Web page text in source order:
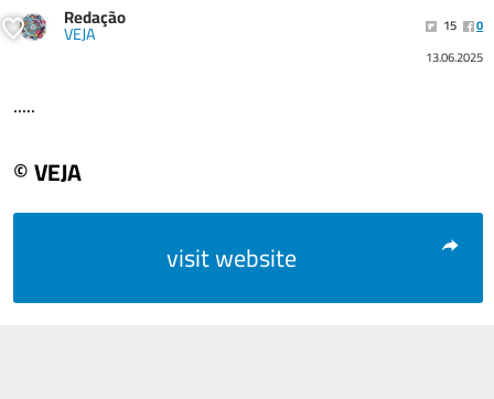
Redação
VEJA 15
0
13.06.2025
.....
© VEJA
visit website